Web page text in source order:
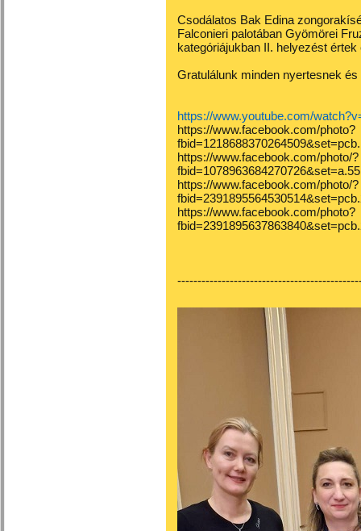
Csodálatos Bak Edina
Falconieri palotában Gyömörei
kategóriájukban II. helyezést értek
Gratulálunk minden nyertesnek
https://www.youtube.com/
https://www.facebook.com/photo?
https://www.facebook.com/photo/?
https://www.facebook.com/photo/?
https://www.facebook.com/photo?